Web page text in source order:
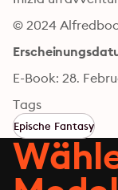
© 2024
E-Book: 28.
Tags
Epische Fantasy